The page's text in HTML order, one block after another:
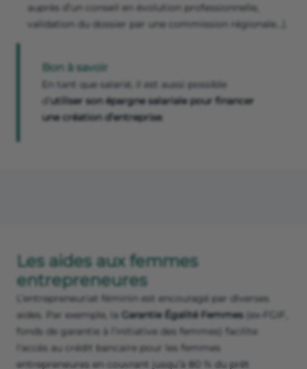
auprès d’un conseil en évolution professionnelle,
validation du dossier par une commission régionale…).
Bon à savoir
En tant que salarié, il est aussi possible
d’ utiliser son épargne salariale pour financer
une création d’entreprise.
Les aides aux femmes
entrepreneures
L’entrepreneuriat féminin est encouragé par diverses
aides. Par exemple, la
Garantie Égalité Femmes (ex-FGIF,
fonds de garantie à l’initiative des femmes) facilite
l'accès au crédit bancaire pour les femmes
entrepreneures en couvrant jusqu’à 80 % du prêt